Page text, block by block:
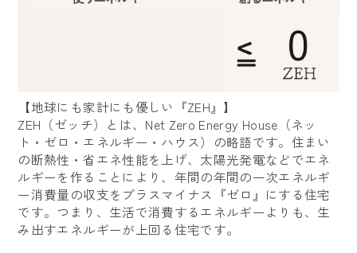
【地球にも家計にも優しい『ZEH』】
ZEH（ゼッチ）とは、Net Zero Energy House（ネッ
ト・ゼロ・エネルギー・ハウス）の略語です。住まい
の断熱性・省エネ性能を上げ、太陽光発電などでエネ
ルギーを作ることにより、年間の年間の一次エネルギ
ー消費量の収支をプラスマイナス『ゼロ』にする住宅
です。つまり、生活で消費するエネルギーよりも、生
み出すエネルギーが上回る住宅です。